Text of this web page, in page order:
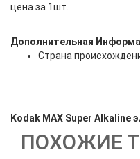
цена за 1шт.
Дополнительная
Страна
Kodak MAX Super Alkaline
ПОХОЖИЕ